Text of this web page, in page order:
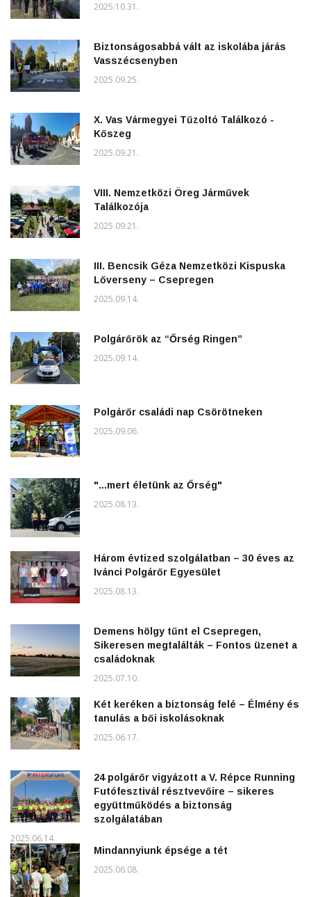
2025.10.31.
Biztonságosabbá vált az iskolába járás
Vasszécsenyben
2025.09.25.
X. Vas Vármegyei Tűzoltó Találkozó -
Kőszeg
2025.09.21.
VIII. Nemzetközi Öreg Járművek
Találkozója
2025.09.21.
III. Bencsik Géza Nemzetközi Kispuska
Lőverseny – Csepregen
2025.09.14.
Polgárőrök az “Őrség Ringen”
2025.09.14.
Polgárőr családi nap Csörötneken
2025.09.06.
"...mert életünk az Őrség"
2025.08.13.
Három évtized szolgálatban – 30 éves az
Ivánci Polgárőr Egyesület
2025.08.13.
Demens hölgy tűnt el Csepregen,
Sikeresen megtalálták – Fontos üzenet a
családoknak
2025.07.10.
Két keréken a biztonság felé – Élmény és
tanulás a bői iskolásoknak
2025.06.17.
24 polgárőr vigyázott a V. Répce Running
Futófesztivál résztvevőire – sikeres
együttműködés a biztonság
szolgálatában
2025.06.14.
Mindannyiunk épsége a tét
2025.06.08.